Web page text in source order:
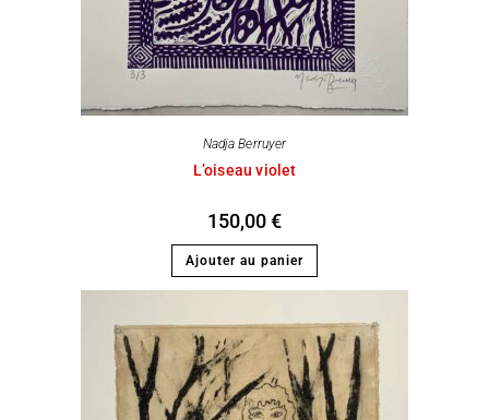
Nadja Berruyer
L’oiseau violet
150,00€
Ajouter au panier